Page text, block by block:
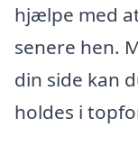
hjælpe med
senere hen.
din side kan
holdes i